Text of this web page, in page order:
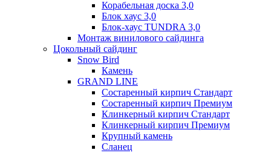
Корабельная доска 3,0
Блок хаус 3,0
Блок-хаус TUNDRA 3,0
Монтаж винилового сайдинга
Цокольный сайдинг
Snow Bird
Камень
GRAND LINE
Состаренный кирпич Стандарт
Состаренный кирпич Премиум
Клинкерный кирпич Стандарт
Клинкерный кирпич Премиум
Крупный камень
Сланец